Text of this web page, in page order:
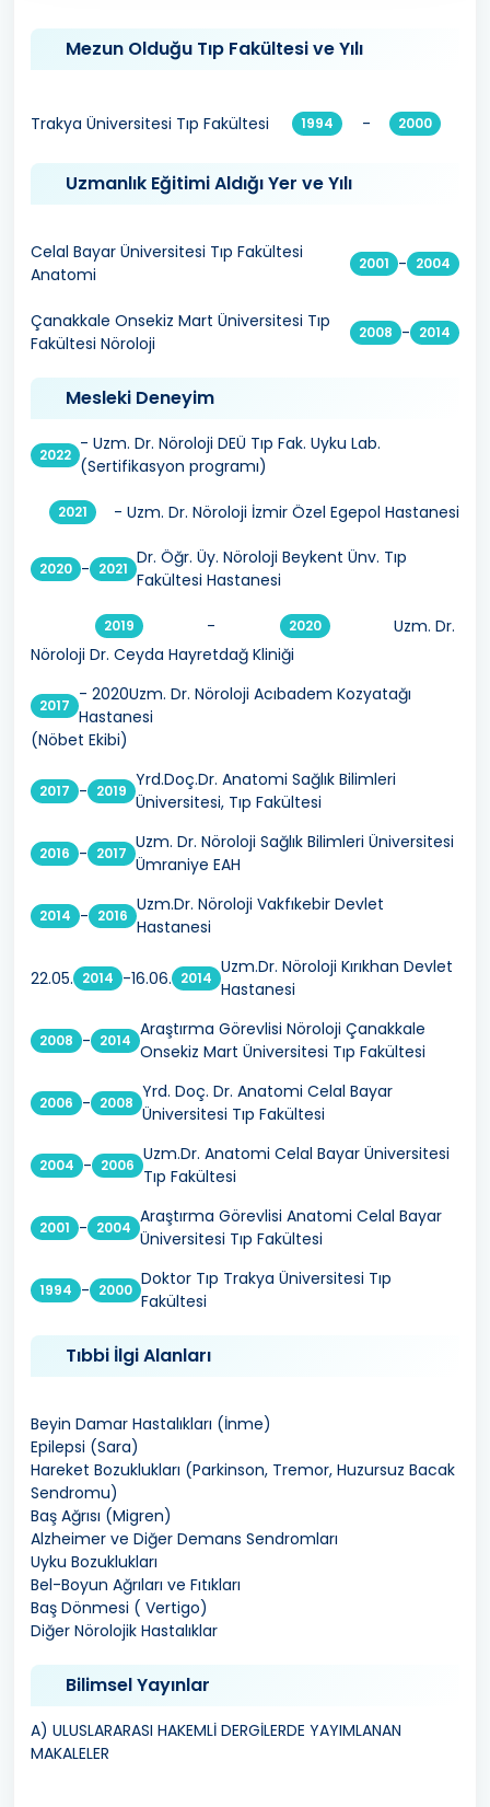
Mezun Olduğu Tıp Fakültesi ve Yılı
Trakya Üniversitesi Tıp Fakültesi 1994 - 2000
Uzmanlık Eğitimi Aldığı Yer ve Yılı
Celal Bayar Üniversitesi Tıp Fakültesi
Anatomi
2001 - 2004
Çanakkale Onsekiz Mart Üniversitesi Tıp
Fakültesi Nöroloji
2008 - 2014
Mesleki Deneyim
2022
- Uzm. Dr. Nöroloji DEÜ Tıp Fak. Uyku Lab.
(Sertifikasyon programı)
2021 - Uzm. Dr. Nöroloji İzmir Özel Egepol Hastanesi
2020 - 2021
Dr. Öğr. Üy. Nöroloji Beykent Ünv. Tıp
Fakültesi Hastanesi
2019 - 2020
Uzm. Dr.
Nöroloji Dr. Ceyda Hayretdağ Kliniği
2017
- 2020Uzm. Dr. Nöroloji Acıbadem Kozyatağı
Hastanesi
(Nöbet Ekibi)
2017 - 2019
Yrd.Doç.Dr. Anatomi Sağlık Bilimleri
Üniversitesi, Tıp Fakültesi
2016 - 2017
Uzm. Dr. Nöroloji Sağlık Bilimleri Üniversitesi
Ümraniye EAH
2014 - 2016
Uzm.Dr. Nöroloji Vakfıkebir Devlet
Hastanesi
22.05. 2014 -16.06. 2014
Uzm.Dr. Nöroloji Kırıkhan Devlet
Hastanesi
2008 - 2014
Araştırma Görevlisi Nöroloji Çanakkale
Onsekiz Mart Üniversitesi Tıp Fakültesi
2006 - 2008
Yrd. Doç. Dr. Anatomi Celal Bayar
Üniversitesi Tıp Fakültesi
2004 - 2006
Uzm.Dr. Anatomi Celal Bayar Üniversitesi
Tıp Fakültesi
2001 - 2004
Araştırma Görevlisi Anatomi Celal Bayar
Üniversitesi Tıp Fakültesi
1994 - 2000
Doktor Tıp Trakya Üniversitesi Tıp
Fakültesi
Tıbbi İlgi Alanları
Beyin Damar Hastalıkları (İnme)
Epilepsi (Sara)
Hareket Bozuklukları (Parkinson, Tremor, Huzursuz Bacak
Sendromu)
Baş Ağrısı (Migren)
Alzheimer ve Diğer Demans Sendromları
Uyku Bozuklukları
Bel-Boyun Ağrıları ve Fıtıkları
Baş Dönmesi ( Vertigo)
Diğer Nörolojik Hastalıklar
Bilimsel Yayınlar
A) ULUSLARARASI HAKEMLİ DERGİLERDE YAYIMLANAN
MAKALELER